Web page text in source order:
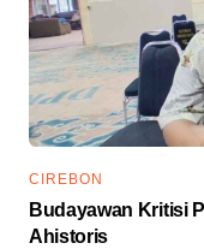
CIREBON
Budayawan Kritisi
Ahistoris